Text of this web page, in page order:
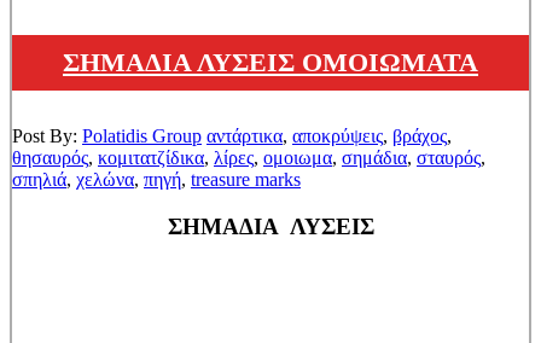
ΣΗΜΑΔΙΑ ΛΥΣΕΙΣ ΟΜΟΙΩΜΑΤΑ
Post By: Polatidis Group αντάρτικα, αποκρύψεις, βράχος,
θησαυρός, κομιτατζίδικα, λίρες, ομοιωμα, σημάδια, σταυρός,
σπηλιά, χελώνα, πηγή, treasure marks
ΣΗΜΑΔΙΑ ΛΥΣΕΙΣ